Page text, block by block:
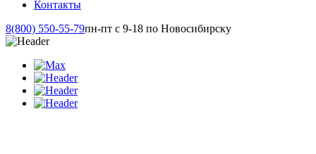
Контакты
8(800) 550-55-79пн-пт с 9-18 по Новосибирску